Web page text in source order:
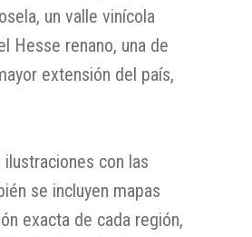
un valle vinícola
Hesse renano, una de
extensión del país,
con las
se incluyen mapas
exacta de cada región,